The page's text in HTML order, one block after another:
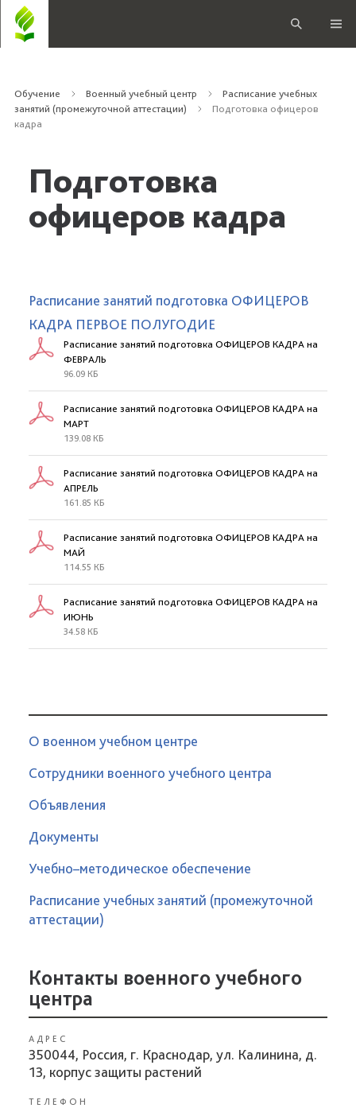
Обучение Военный учебный центр
Расписание учебных
занятий (промежуточной аттестации)
Подготовка офицеров
кадра
Подготовка
офицеров кадра
Расписание занятий подготовка ОФИЦЕРОВ
КАДРА ПЕРВОЕ ПОЛУГОДИЕ
Расписание занятий подготовка ОФИЦЕРОВ КАДРА на
ФЕВРАЛЬ
96.09 КБ
Расписание занятий подготовка ОФИЦЕРОВ КАДРА на
МАРТ
139.08 КБ
Расписание занятий подготовка ОФИЦЕРОВ КАДРА на
АПРЕЛЬ
161.85 КБ
Расписание занятий подготовка ОФИЦЕРОВ КАДРА на
МАЙ
114.55 КБ
Расписание занятий подготовка ОФИЦЕРОВ КАДРА на
ИЮНЬ
34.58 КБ
О военном учебном центре
Сотрудники военного учебного центра
Объявления
Документы
Учебно–методическое обеспечение
Расписание учебных занятий (промежуточной
аттестации)
Контакты военного учебного
центра
АДРЕС
350044, Россия, г. Краснодар, ул. Калинина, д.
13, корпус защиты растений
ТЕЛЕФОН